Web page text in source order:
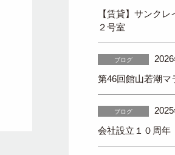
【賃貸】サンク
２号室
ブログ
第46回館山若潮マ
ブログ
会社設立１０周年